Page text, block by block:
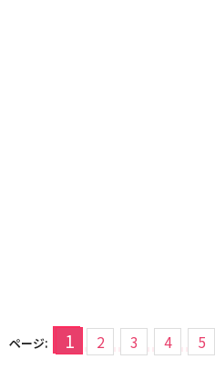
ページ: 1 2 3 4 5